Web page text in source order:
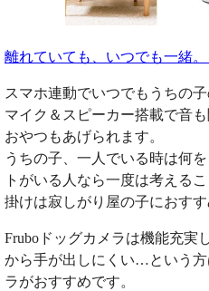
離れていても、いつでも一緒。
スマホ連動でいつでもうちの
マイク＆スピーカー搭載で音
おやつもあげられます。
うちの子、一人でいる時は何
トがいる人なら一度は考える
掛けは寂しがり屋の子におすす
Fruboドッグカメラは機能充実
から手が出しにくい…という
ラがおすすめです。